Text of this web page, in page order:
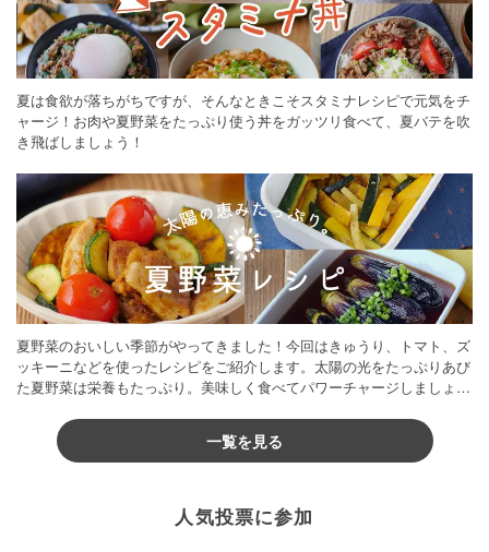
夏は食欲が落ちがちですが、そんなときこそスタミナレシピで元気をチ
ャージ！お肉や夏野菜をたっぷり使う丼をガッツリ食べて、夏バテを吹
き飛ばしましょう！
夏野菜のおいしい季節がやってきました！今回はきゅうり、トマト、ズ
ッキーニなどを使ったレシピをご紹介します。太陽の光をたっぷりあび
た夏野菜は栄養もたっぷり。美味しく食べてパワーチャージしましょう
一覧を見る
人気投票に参加